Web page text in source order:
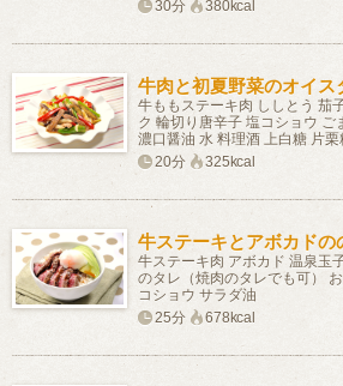
30分
380kcal
牛肉と初夏野菜のオイス
牛ももステーキ肉 ししとう 茄
ク 輪切り唐辛子 塩コショウ ご
濃口醤油 水 料理酒 上白糖 片栗
20分
325kcal
牛ステーキとアボカドの
牛ステーキ肉 アボカド 温泉玉
のタレ（焼肉のタレでも可）
コショウ サラダ油
25分
678kcal